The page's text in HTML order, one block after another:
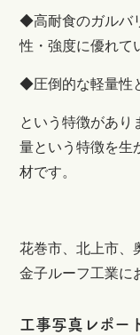
◆高耐食のガルバ
性・強度に優れて
◆圧倒的な軽量性
という特徴があり
量という特徴を生
材です。
花巻市、北上市、
金子ルーフ工業に
工事写真レポー